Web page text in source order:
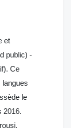
et
public) -
Ce
le
2016.